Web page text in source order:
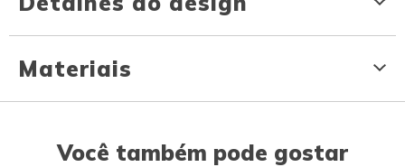
Materiais
Você também pode gostar